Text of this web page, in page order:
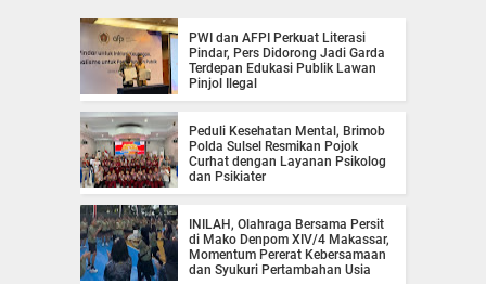
PWI dan AFPI Perkuat Literasi
Pindar, Pers Didorong Jadi Garda
Terdepan Edukasi Publik Lawan
Pinjol Ilegal
Peduli Kesehatan Mental, Brimob
Polda Sulsel Resmikan Pojok
Curhat dengan Layanan Psikolog
dan Psikiater
INILAH, Olahraga Bersama Persit
di Mako Denpom XIV/4 Makassar,
Momentum Pererat Kebersamaan
dan Syukuri Pertambahan Usia